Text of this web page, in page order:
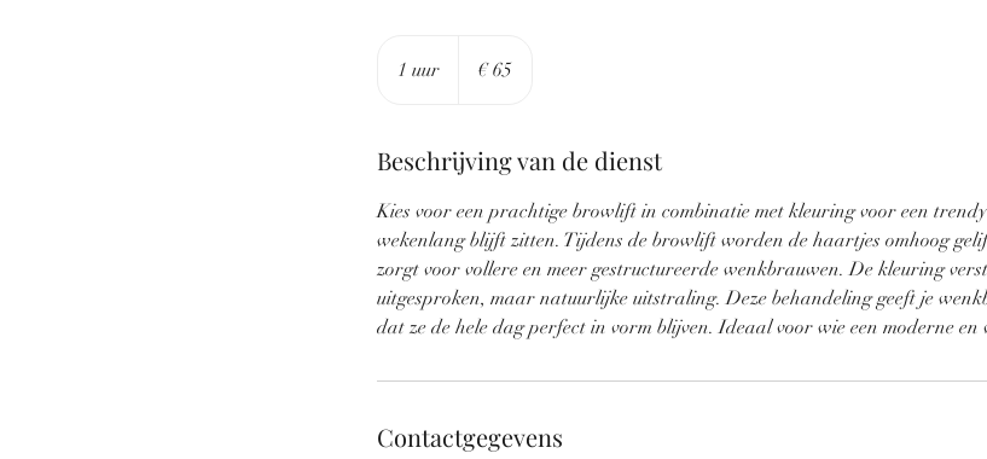
1 uur € 65
Beschrijving van de dienst
Kies voor een prachtige browlift in combinatie met kleuring voor een
wekenlang blijft zitten. Tijdens de browlift worden de haartjes omhoog
zorgt voor vollere en meer gestructureerde wenkbrauwen. De kleuring
uitgesproken, maar natuurlijke uitstraling. Deze behandeling geeft je
dat ze de hele dag perfect in vorm blijven. Ideaal voor wie een moderne
Contactgegevens